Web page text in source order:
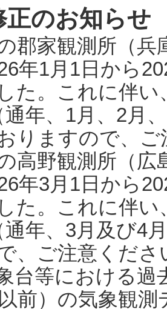
正のお知らせ
郡家観測所（
年1月1日から
た。これに伴い
通年、1月、2月
りますので、
高野観測所（
年3月1日から
た。これに伴い
通年、3月及び4
、ご注意くだ
台等における過
以前）の気象観